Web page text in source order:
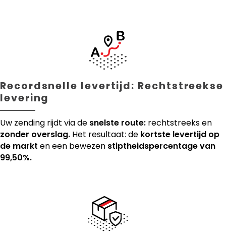
Recordsnelle levertijd: Rechtstreekse
levering
Uw zending rijdt via de snelste route: rechtstreeks en
zonder overslag. Het resultaat: de kortste levertijd op
de markt en een bewezen stiptheidspercentage van
99,50%.